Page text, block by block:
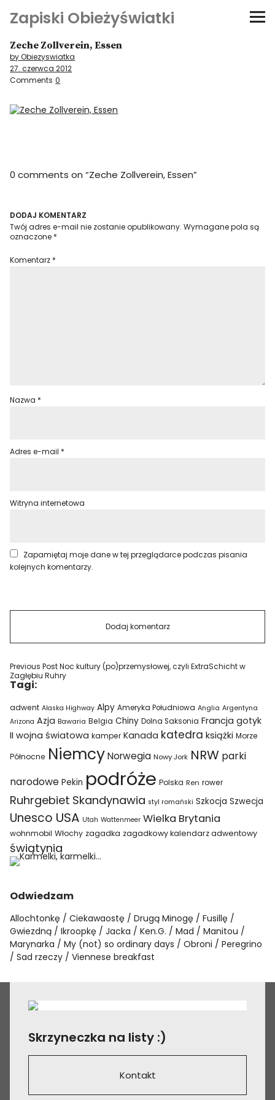
Zapiski Obieżyświatki
Podróże
Kultura i sztuka
Kątem oka
Niezwyczajne ściany
Dom na kółkach
Zeche Zollverein, Essen
by Obiezyswiatka
27. czerwca 2012
Comments 0
0 comments on “Zeche Zollverein, Essen”
DODAJ KOMENTARZ
Twój adres e-mail nie zostanie opublikowany. Wymagane pola są
oznaczone *
Komentarz *
Nazwa *
Adres e-mail *
Witryna internetowa
Zapamiętaj moje dane w tej przeglądarce podczas pisania
kolejnych komentarzy.
Previous PostNoc kultury (po)przemysłowej, czyli ExtraSchicht w
Zagłębiu Ruhry
Tagi:
adwent Alaska Highway Alpy Ameryka Południowa Anglia Argentyna
Arizona Azja Bawaria Belgia Chiny Dolna Saksonia Francja gotyk
II wojna światowa kamper Kanada katedra książki Morze
Północne Niemcy Norwegia Nowy Jork NRW parki
narodowe Pekin podróże Polska Ren rower
Ruhrgebiet Skandynawia styl romański Szkocja Szwecja
Unesco USA Utah Wattenmeer Wielka Brytania
wohnmobil Włochy zagadka zagadkowy kalendarz adwentowy
świątynia
Odwiedzam
Allochtonkę Ciekawaostę Drugą Minogę
Fusillę
Gwiezdną
Ikroopkę Jacka Ken.G. Mad
Manitou
Marynarka
My (not) so ordinary days Obroni
Peregrino
Sad rzeczy
Viennese breakfast
Skrzyneczka na listy :)
Kontakt